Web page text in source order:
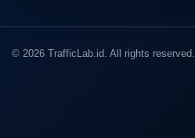
© 2026 TrafficLab.id. All rights reserved.